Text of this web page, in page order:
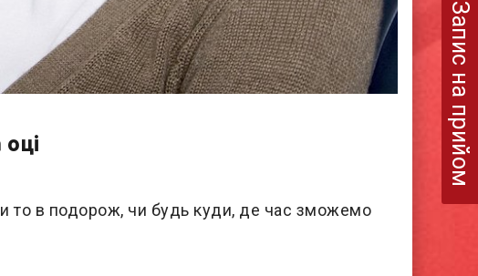
Запис на прийом
то в подорож, чи будь куди, де час зможемо